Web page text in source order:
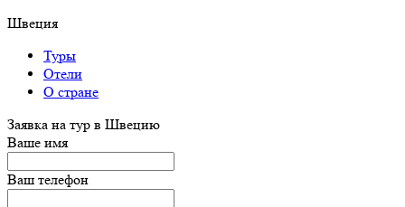
Швеция
Туры
Отели
О стране
Заявка на тур в Швецию
Ваше имя
Ваш телефон